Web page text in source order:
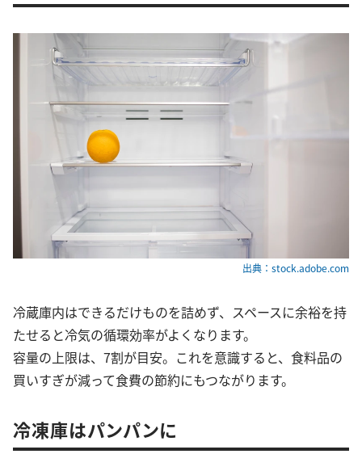
出典：stock.adobe.com
冷蔵庫内はできるだけものを詰めず、スペースに余裕を持
たせると冷気の循環効率がよくなります。
容量の上限は、7割が目安。これを意識すると、食料品の
買いすぎが減って食費の節約にもつながります。
冷凍庫はパンパンに